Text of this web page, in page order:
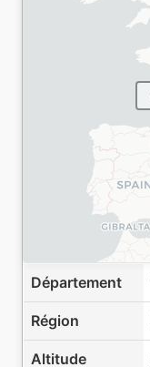
Département
Région
Altitude